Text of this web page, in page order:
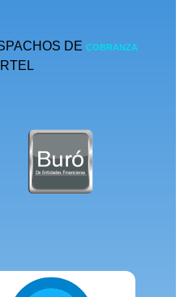
DE COBRANZA